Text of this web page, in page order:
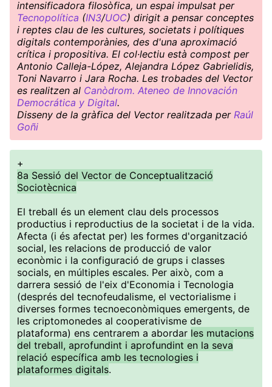
intensificadora filosòfica, un espai impulsat per
Tecnopolítica (IN3/UOC) dirigit a pensar conceptes
i reptes clau de les cultures, societats i polítiques
digitals contemporànies, des d'una aproximació
crítica i propositiva. El col·lectiu està compost per
Antonio Calleja-López, Alejandra López Gabrielidis,
Toni Navarro i Jara Rocha. Les trobades del Vector
es realitzen al Canòdrom. Ateneo de Innovación
Democrática y Digital.
Disseny de la gràfica del Vector realitzada per Raúl
Goñi
+
8a Sessió del Vector de Conceptualització
Sociotècnica
El treball és un element clau dels processos
productius i reproductius de la societat i de la vida.
Afecta (i és afectat per) les formes d'organització
social, les relacions de producció de valor
econòmic i la configuració de grups i classes
socials, en múltiples escales. Per això, com a
darrera sessió de l'eix d'Economia i Tecnologia
(després del tecnofeudalisme, el vectorialisme i
diverses formes tecnoeconòmiques emergents, de
les criptomonedes al cooperativisme de
plataforma) ens centrarem a abordar les mutacions
del treball, aprofundint i aprofundint en la seva
relació específica amb les tecnologies i
plataformes digitals.